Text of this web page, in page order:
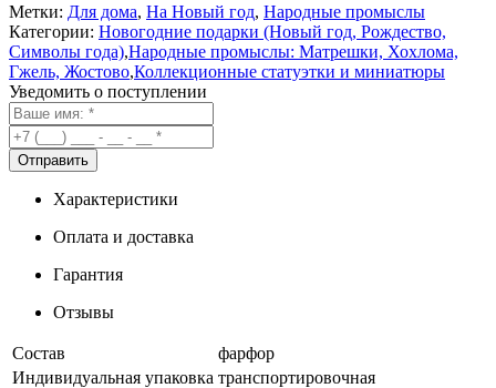
Метки: Для дома, На Новый год, Народные промыслы
Категории: Новогодние подарки (Новый год, Рождество,
Символы года),Народные промыслы: Матрешки, Хохлома,
Гжель, Жостово,Коллекционные статуэтки и миниатюры
Уведомить о поступлении
Характеристики
Оплата и доставка
Гарантия
Отзывы
Состав
фарфор
Индивидуальная упаковка транспортировочная